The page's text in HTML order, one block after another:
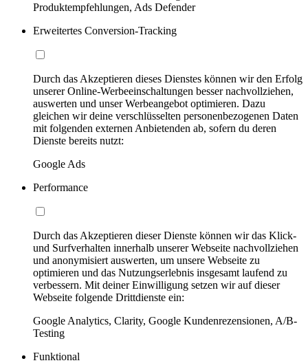
Produktempfehlungen, Ads Defender
Erweitertes Conversion-Tracking
Durch das Akzeptieren dieses Dienstes können wir den Erfolg
unserer Online-Werbeeinschaltungen besser nachvollziehen,
auswerten und unser Werbeangebot optimieren. Dazu
gleichen wir deine verschlüsselten personenbezogenen Daten
mit folgenden externen Anbietenden ab, sofern du deren
Dienste bereits nutzt:
Google Ads
Performance
Durch das Akzeptieren dieser Dienste können wir das Klick-
und Surfverhalten innerhalb unserer Webseite nachvollziehen
und anonymisiert auswerten, um unsere Webseite zu
optimieren und das Nutzungserlebnis insgesamt laufend zu
verbessern. Mit deiner Einwilligung setzen wir auf dieser
Webseite folgende Drittdienste ein:
Google Analytics, Clarity, Google Kundenrezensionen, A/B-
Testing
Funktional